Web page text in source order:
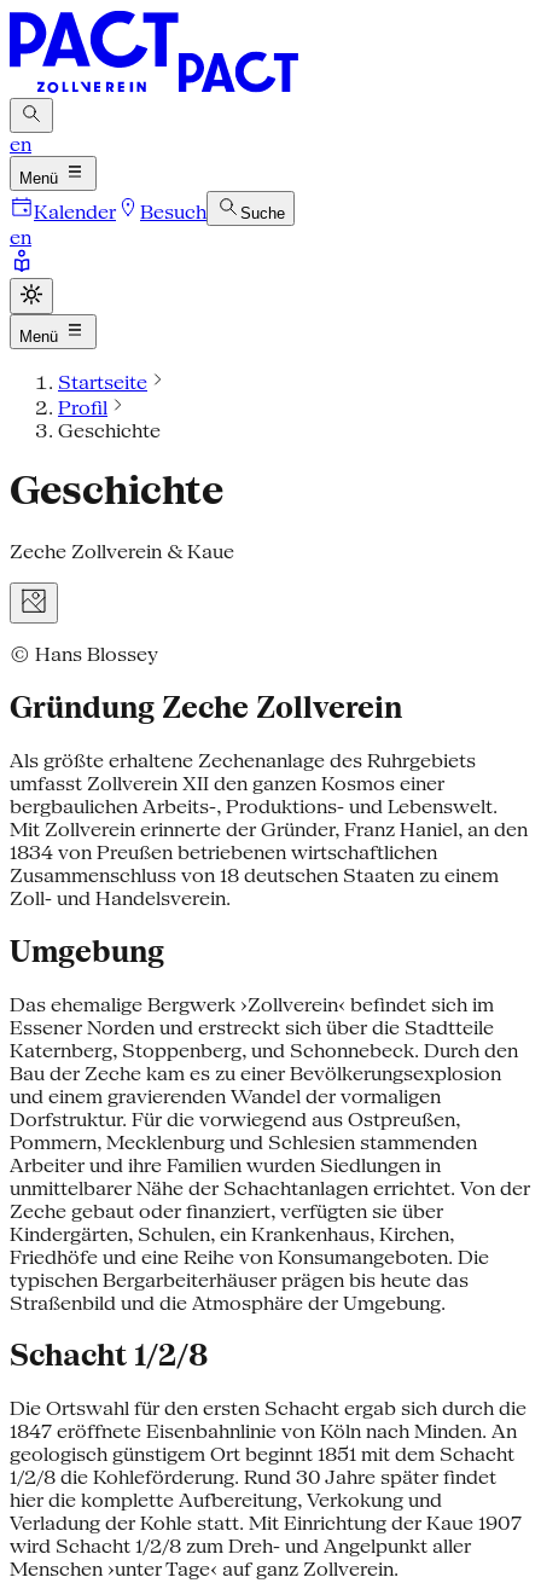
en
Menü
Kalender Besuch Suche
en
Menü
Startseite
Profil
Geschichte
Geschichte
Zeche Zollverein & Kaue
© Hans Blossey
Gründung Zeche Zollverein
Als größte erhaltene Zechenanlage des Ruhrgebiets
umfasst Zollverein XII den ganzen Kosmos einer
bergbaulichen Arbeits-, Produktions- und Lebenswelt.
Mit Zollverein erinnerte der Gründer, Franz Haniel, an den
1834 von Preußen betriebenen wirtschaftlichen
Zusammenschluss von 18 deutschen Staaten zu einem
Zoll- und Handelsverein.
Umgebung
Das ehemalige Bergwerk ›Zollverein‹ befindet sich im
Essener Norden und erstreckt sich über die Stadtteile
Katernberg, Stoppenberg, und Schonnebeck. Durch den
Bau der Zeche kam es zu einer Bevölkerungsexplosion
und einem gravierenden Wandel der vormaligen
Dorfstruktur. Für die vorwiegend aus Ostpreußen,
Pommern, Mecklenburg und Schlesien stammenden
Arbeiter und ihre Familien wurden Siedlungen in
unmittelbarer Nähe der Schachtanlagen errichtet. Von der
Zeche gebaut oder finanziert, verfügten sie über
Kindergärten, Schulen, ein Krankenhaus, Kirchen,
Friedhöfe und eine Reihe von Konsumangeboten. Die
typischen Bergarbeiterhäuser prägen bis heute das
Straßenbild und die Atmosphäre der Umgebung.
Schacht 1/2/8
Die Ortswahl für den ersten Schacht ergab sich durch die
1847 eröffnete Eisenbahnlinie von Köln nach Minden. An
geologisch günstigem Ort beginnt 1851 mit dem Schacht
1/2/8 die Kohleförderung. Rund 30 Jahre später findet
hier die komplette Aufbereitung, Verkokung und
Verladung der Kohle statt. Mit Einrichtung der Kaue 1907
wird Schacht 1/2/8 zum Dreh- und Angelpunkt aller
Menschen ›unter Tage‹ auf ganz Zollverein.